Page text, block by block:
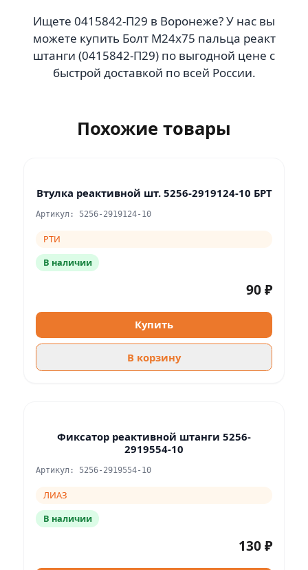
Ищете 0415842-П29 в Воронеже? У нас вы
можете купить Болт М24х75 пальца реакт
штанги (0415842-П29) по выгодной цене с
быстрой доставкой по всей России.
Похожие товары
Втулка реактивной шт. 5256-2919124-10 БРТ
Артикул: 5256-2919124-10
РТИ
В наличии
90 ₽
Купить
В корзину
Фиксатор реактивной штанги 5256-
2919554-10
Артикул: 5256-2919554-10
ЛИАЗ
В наличии
130 ₽